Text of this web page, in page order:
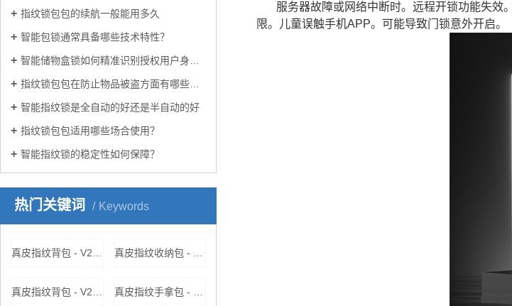
指纹锁包包的续航一般能用多久
智能包锁通常具备哪些技术特性？
智能储物盒锁如何精准识别授权用户身份？
指纹锁包包在防止物品被盗方面有哪些优势？
智能指纹锁是全自动的好还是半自动的好
指纹锁包包适用哪些场合使用？
智能指纹锁的稳定性如何保障？
热门关键词 Keywords
服务器故障或网络中断时。远程开锁功能失效
限。儿童误触手机APP。可能导致门锁意外开启。